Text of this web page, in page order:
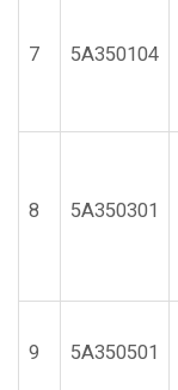
7 5А350104
8 5А350301
9 5А350501